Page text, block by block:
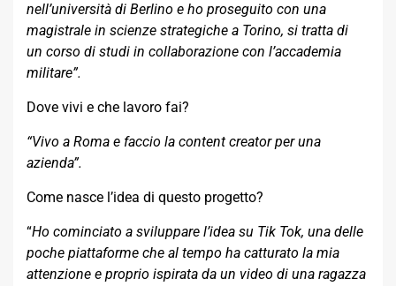
nell’università di Berlino e ho proseguito con una
magistrale in scienze strategiche a Torino, si tratta di
un corso di studi in collaborazione con l’accademia
militare”.
Dove vivi e che lavoro fai?
“Vivo a Roma e faccio la content creator per una
azienda”.
Come nasce l’idea di questo progetto?
“Ho cominciato a sviluppare l’idea su Tik Tok, una delle
poche piattaforme che al tempo ha catturato la mia
attenzione e proprio ispirata da un video di una ragazza